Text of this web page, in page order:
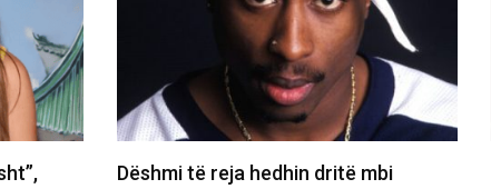
Revista prestigjioze për Dua Lipën në